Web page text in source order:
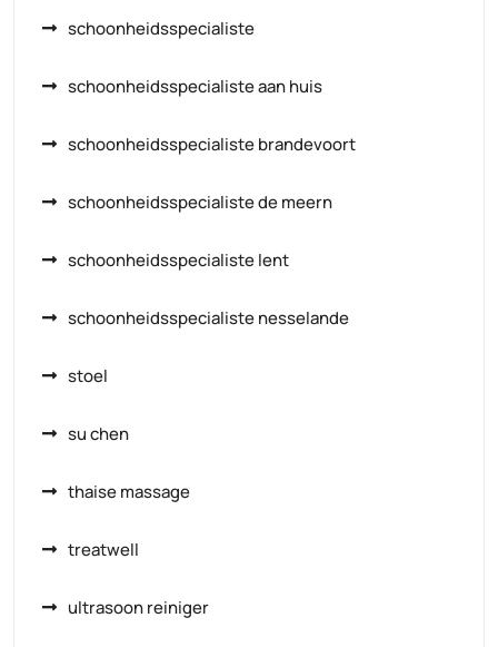
schoonheidsspecialiste
schoonheidsspecialiste aan huis
schoonheidsspecialiste brandevoort
schoonheidsspecialiste de meern
schoonheidsspecialiste lent
schoonheidsspecialiste nesselande
stoel
su chen
thaise massage
treatwell
ultrasoon reiniger